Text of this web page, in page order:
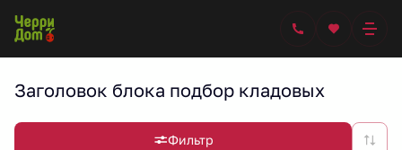
Заголовок блока подбор кладовых
Фильтр